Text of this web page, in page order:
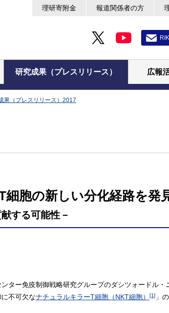
理研寄附金 報道関係者の方
研究成果（プレスリリース） 広報
果（プレスリリース）2017
細胞の新しい分化経路を発
する可能性－
ター免疫制御戦略研究グループのダシツォードル
不可欠なナチュラルキラーT細胞（NKT細胞） [1] 」